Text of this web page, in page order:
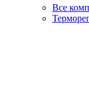
Все